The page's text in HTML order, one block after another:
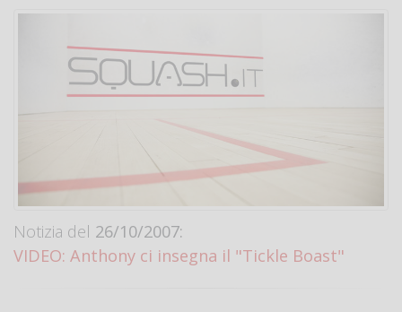
Notizia del 26/10/2007:
VIDEO: Anthony ci insegna il "Tickle Boast"